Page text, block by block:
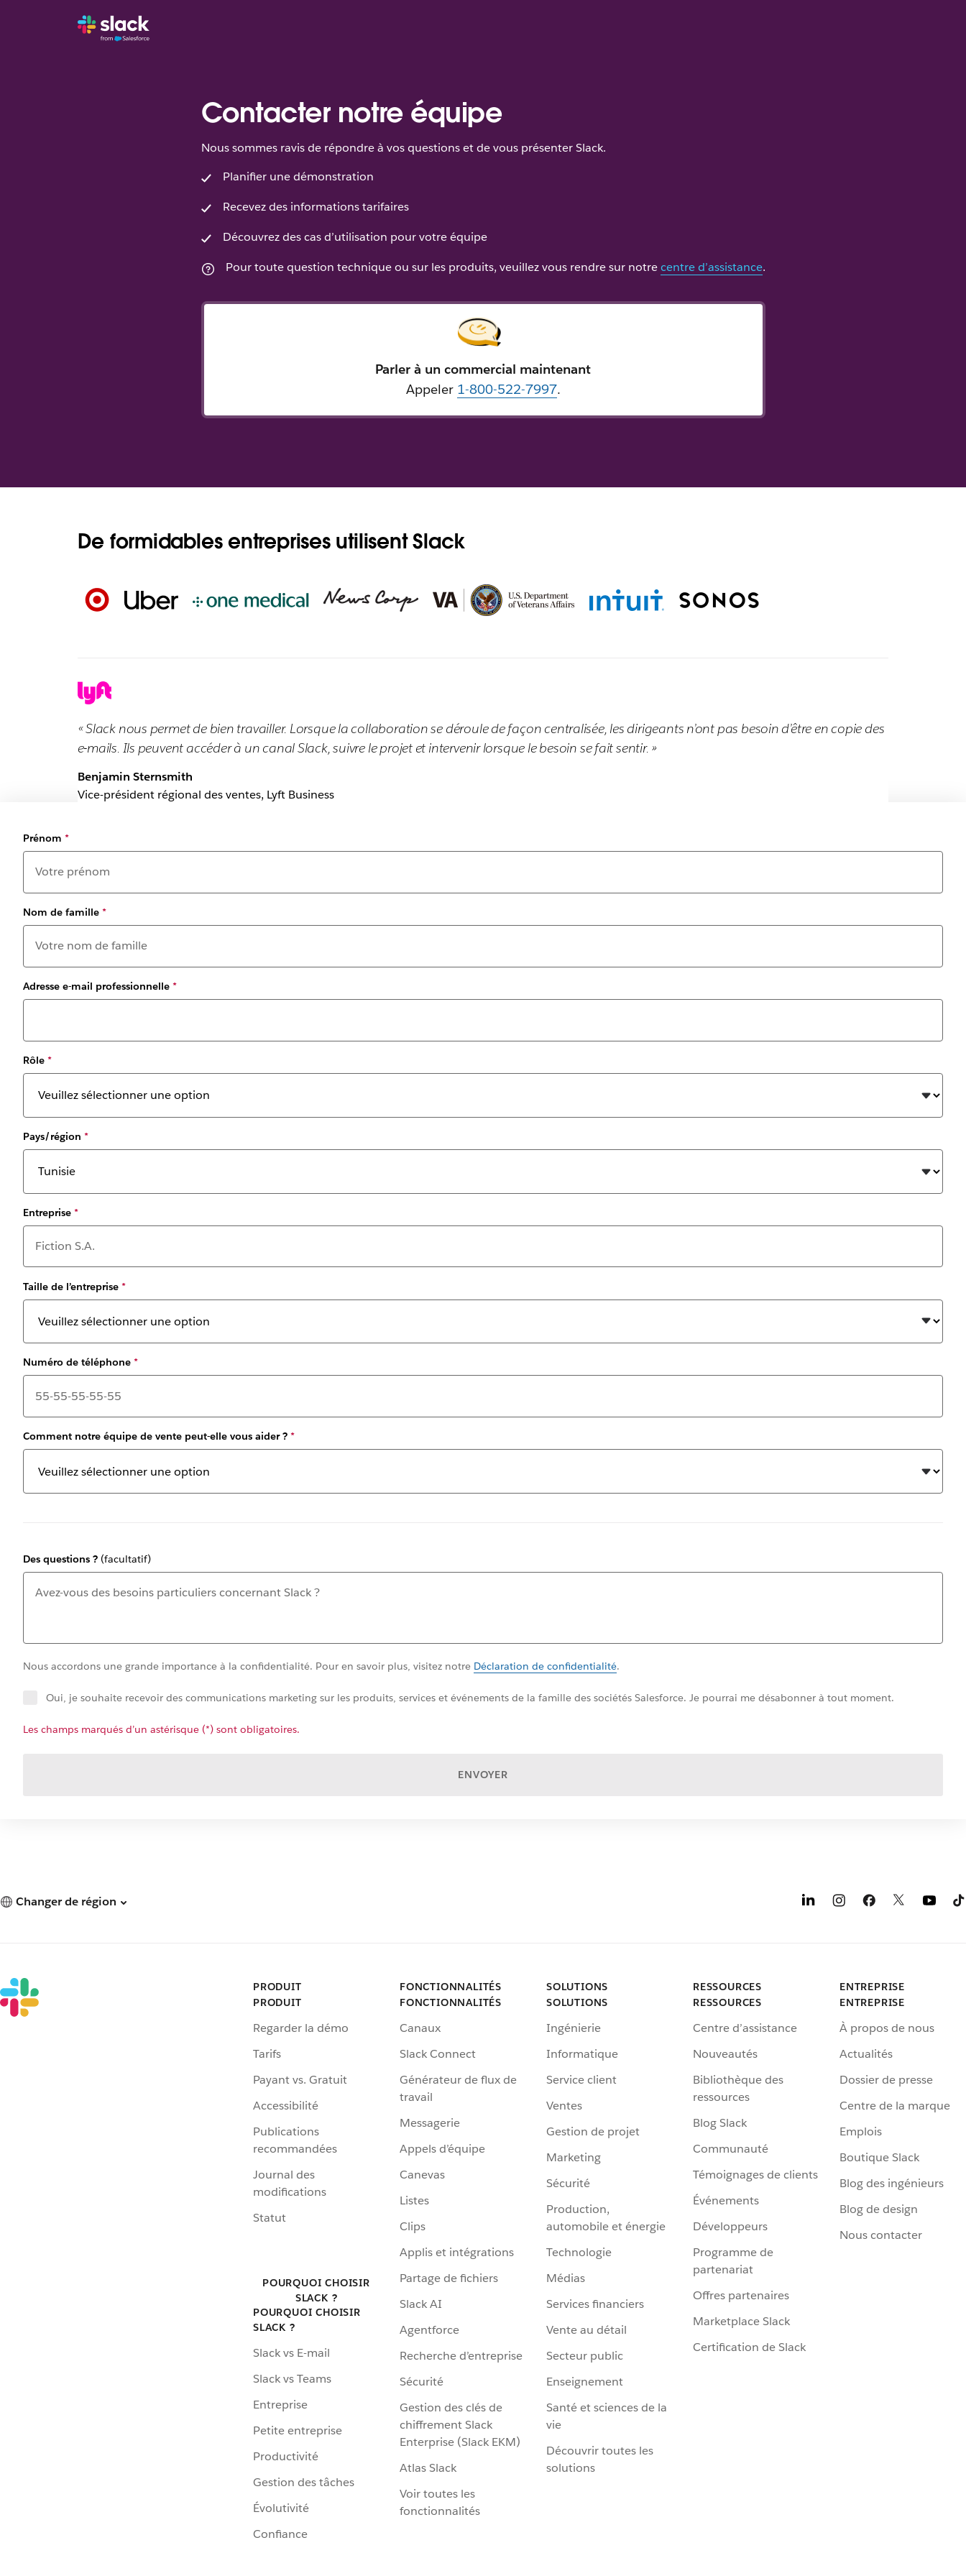
Contacter notre équipe
Nous sommes ravis de répondre à vos questions et de vous présenter Slack.
Planifier une démonstration
Recevez des informations tarifaires
Découvrez des cas d’utilisation pour votre équipe
Pour toute question technique ou sur les produits, veuillez vous rendre sur notrecentre d’assistance.
Parler à un commercial maintenant
Appeler 1-800-522-7997.
De formidables entreprises utilisent Slack
« Slack nous permet de bien travailler. Lorsque la collaboration se déroule de façon centralisée, les dirigeants n’ont pas besoin d’être en copie des
e-mails. Ils peuvent accéder à un canal Slack, suivre le projet et intervenir lorsque le besoin se fait sentir. »
Benjamin Sternsmith
Vice-président régional des ventes, Lyft Business
Prénom *
Nom de famille *
Adresse e-mail professionnelle *
Rôle *
Pays/région *
Entreprise *
Taille de l’entreprise *
Numéro de téléphone *
Comment notre équipe de vente peut-elle vous aider ? *
Des questions ? (facultatif)
Nous accordons une grande importance à la confidentialité. Pour en savoir plus, visitez notre Déclaration de confidentialité.
Oui, je souhaite recevoir des communications marketing sur les produits, services et événements de la famille des sociétés Salesforce. Je pourrai me désabonner à tout moment.
Les champs marqués d’un astérisque (*) sont obligatoires.
ENVOYER
Changer de région
PRODUIT
PRODUIT
Regarder la démo
Tarifs
Payant vs. Gratuit
Accessibilité
Publications
recommandées
Journal des
modifications
Statut
POURQUOI CHOISIR
SLACK ?
POURQUOI CHOISIR
SLACK ?
Slack vs E-mail
Slack vs Teams
Entreprise
Petite entreprise
Productivité
Gestion des tâches
Évolutivité
Confiance
FONCTIONNALITÉS
FONCTIONNALITÉS
Canaux
Slack Connect
Générateur de flux de
travail
Messagerie
Appels d’équipe
Canevas
Listes
Clips
Applis et intégrations
Partage de fichiers
Slack AI
Agentforce
Recherche d’entreprise
Sécurité
Gestion des clés de
chiffrement Slack
Enterprise (Slack EKM)
Atlas Slack
Voir toutes les
fonctionnalités
SOLUTIONS
SOLUTIONS
Ingénierie
Informatique
Service client
Ventes
Gestion de projet
Marketing
Sécurité
Production,
automobile et énergie
Technologie
Médias
Services financiers
Vente au détail
Secteur public
Enseignement
Santé et sciences de la
vie
Découvrir toutes les
solutions
RESSOURCES
RESSOURCES
Centre d’assistance
Nouveautés
Bibliothèque des
ressources
Blog Slack
Communauté
Témoignages de clients
Événements
Développeurs
Programme de
partenariat
Offres partenaires
Marketplace Slack
Certification de Slack
ENTREPRISE
ENTREPRISE
À propos de nous
Actualités
Dossier de presse
Centre de la marque
Emplois
Boutique Slack
Blog des ingénieurs
Blog de design
Nous contacter